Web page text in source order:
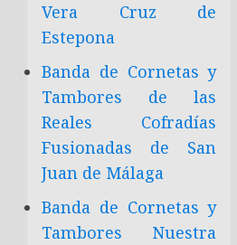
Vera Cruz de
Estepona
Banda de Cornetas y
Tambores de las
Reales Cofradías
Fusionadas de San
Juan de Málaga
Banda de Cornetas y
Tambores Nuestra